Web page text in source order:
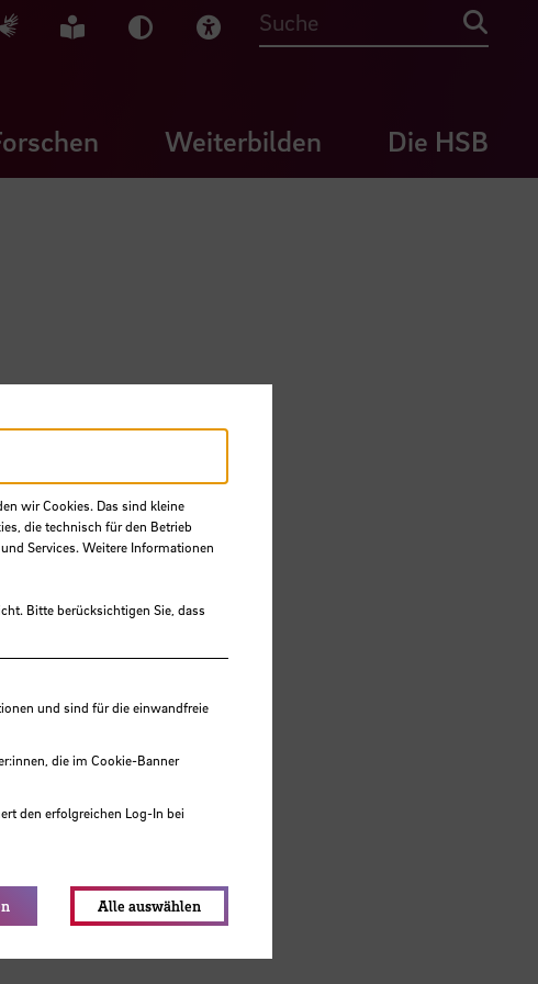
Deutsche Gebärdensprache
Leichte Sprache
Dunkel-Modus
Visuelle Hilfe
Suche
Weiterbilden Die HSB
wir Cookies. Das sind kleine
die technisch für den Betrieb
Services. Weitere Informationen
Bitte berücksichtigen Sie, dass
und sind für die einwandfreie
die im Cookie-Banner
den erfolgreichen Log-In bei
Alle auswählen